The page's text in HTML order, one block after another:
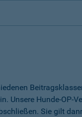
Unsere Hunde-OP-
Sie gilt